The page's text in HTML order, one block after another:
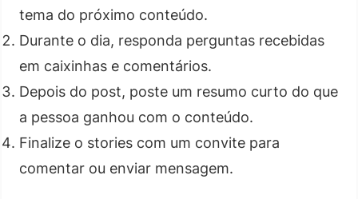
tema do próximo conteúdo.
Durante o dia, responda perguntas recebidas
em caixinhas e comentários.
Depois do post, poste um resumo curto do que
a pessoa ganhou com o conteúdo.
Finalize o stories com um convite para
comentar ou enviar mensagem.